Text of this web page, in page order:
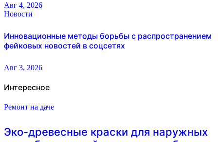
Авг 4, 2026
Новости
Инновационные методы борьбы с распространением
фейковых новостей в соцсетях
Авг 3, 2026
Интересное
Ремонт на даче
Эко-древесные краски для наружных